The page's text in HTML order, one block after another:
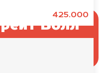
425.000
Волл